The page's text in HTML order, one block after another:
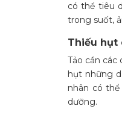
có thể tiêu
trong suốt,
Thiếu hụt
Tảo cần các
hụt những
nhân có
dưỡng.